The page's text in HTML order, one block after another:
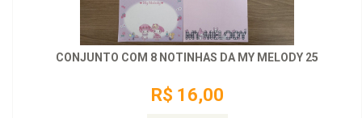
CONJUNTO COM 8 NOTINHAS DA MY MELODY 25
R$ 16,00